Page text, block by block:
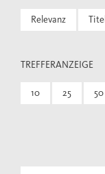
Relevanz Titel
TREFFERANZEIGE
10 25 50